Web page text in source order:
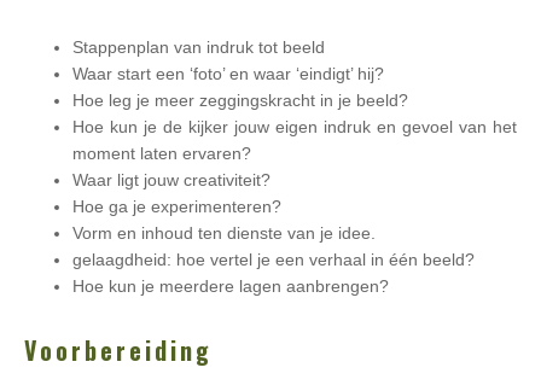
Stappenplan van indruk tot beeld
Waar start een ‘foto’ en waar ‘eindigt’ hij?
Hoe leg je meer zeggingskracht in je beeld?
Hoe kun je de kijker jouw eigen indruk en gevoel van het
moment laten ervaren?
Waar ligt jouw creativiteit?
Hoe ga je experimenteren?
Vorm en inhoud ten dienste van je idee.
gelaagdheid: hoe vertel je een verhaal in één beeld?
Hoe kun je meerdere lagen aanbrengen?
Voorbereiding